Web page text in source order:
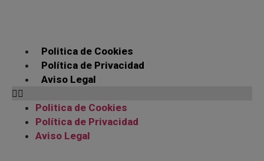
Politica de Cookies
Política de Privacidad
Aviso Legal
Politica de Cookies
Política de Privacidad
Aviso Legal